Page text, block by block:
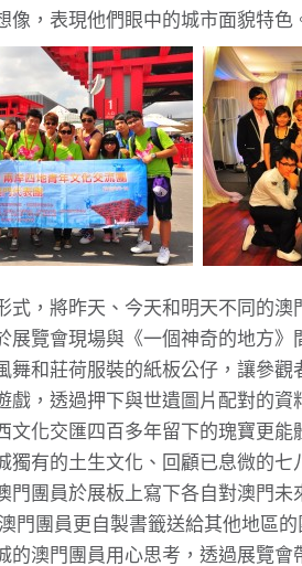
像，表現他們眼中的城市面貌特色
式，將昨天、今天和明天不同的
展覽會現場與《一個神奇的地方
舞和莊荷服裝的紙板公仔，讓參
戲，透過押下與世遺圖片配對的資
文化交匯四百多年留下的瑰寶更
獨有的土生文化、回顧已息微的
門團員於展板上寫下各自對澳門
門團員更自製書籤送給其他地區
的澳門團員用心思考，透過展覽